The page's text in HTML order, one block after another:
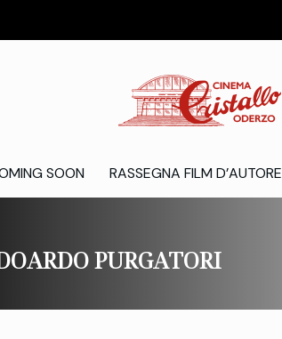
SOON RASSEGNA FILM D’AUTORE
PURGATORI